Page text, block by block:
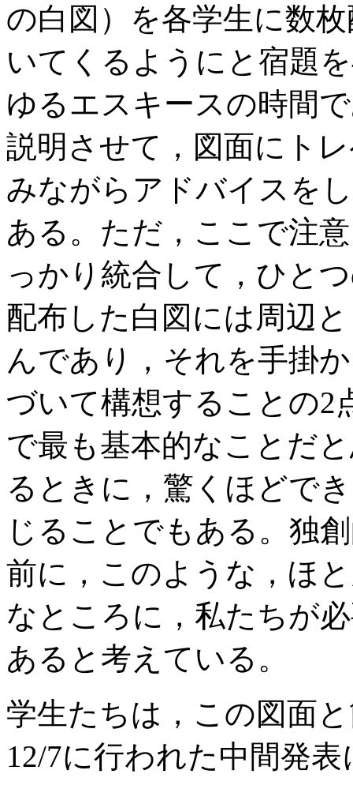
の白図）を各学生に数
いてくるようにと宿題
ゆるエスキースの時間
説明させて，図面にト
みながらアドバイスを
ある。ただ，ここで注
っかり統合して，ひと
配布した白図には周辺
んであり，それを手掛
づいて構想することの2
で最も基本的なことだ
るときに，驚くほどで
じることでもある。独
前に，このような，ほ
なところに，私たちが
あると考えている。
学生たちは，この図面
12/7に行われた中間発